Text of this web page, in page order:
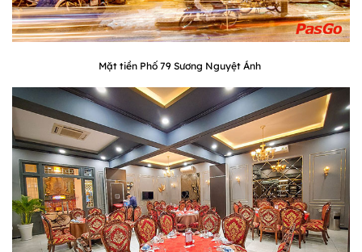
Mặt tiền Phố 79 Sương Nguyệt Ánh